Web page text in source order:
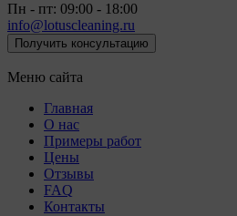
Пн - пт: 09:00 - 18:00
info@lotuscleaning.ru
Получить консультацию
Меню сайта
Главная
О нас
Примеры работ
Цены
Отзывы
FAQ
Контакты